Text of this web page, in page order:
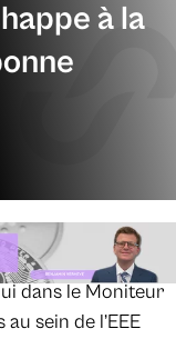
à la
dans le Moniteur
sein de l’EEE